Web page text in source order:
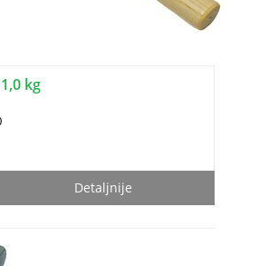
kg
Detaljnije